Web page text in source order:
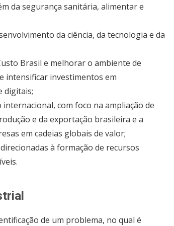
da segurança sanitária, alimentar e
da ciência, da tecnologia e da
Brasil e melhorar o ambiente de
intensificar investimentos em
digitais;
com foco na ampliação de
e da exportação brasileira e a
em cadeias globais de valor;
à formação de recursos
de um problema, no qual é